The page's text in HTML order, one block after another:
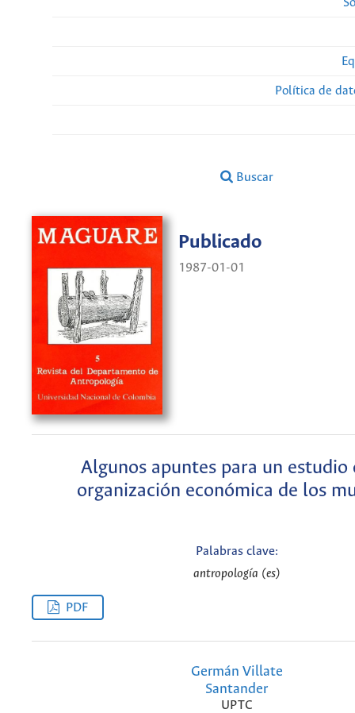
Política de
Buscar
Publicado
1987-01-01
Algunos apuntes para un estudio
organización económica de los
Palabras clave:
antropología (es)
PDF
Germán Villate
Santander
UPTC